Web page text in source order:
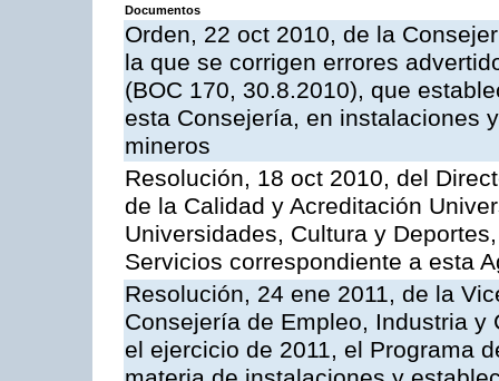
Documentos
Orden, 22 oct 2010, de la
la que se corrigen errores
(BOC 170, 30.8.2010), que
esta Consejería, en instalaciones
mineros
Resolución, 18 oct 2010, del
de la Calidad y Acreditación
Universidades, Cultura y
Servicios correspondiente a esta
Resolución, 24 ene 2011, de la
Consejería de Empleo, Industria
el ejercicio de 2011, el Programa